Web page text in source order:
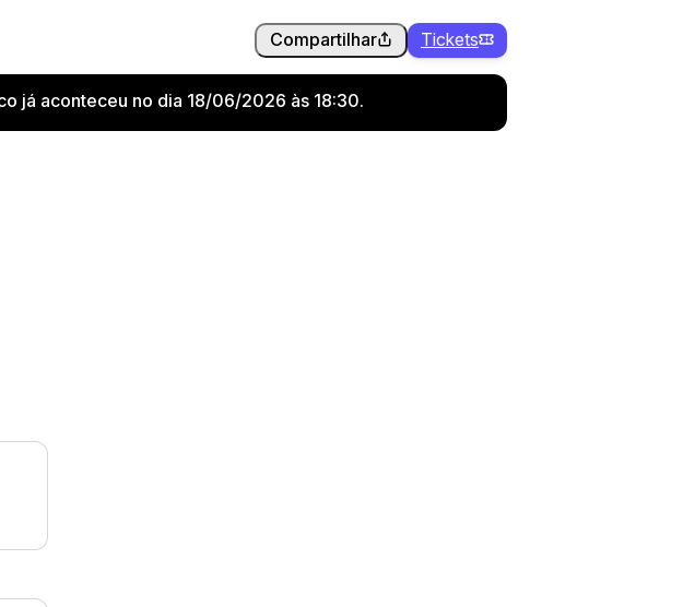
Compartilhar Tickets
já aconteceu no dia 18/06/2026 às 18:30.